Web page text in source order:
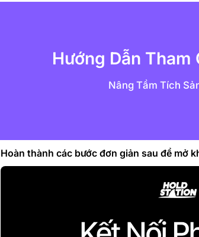
Hướng Dẫn Tham
Nâng Tầm Tích
Hoàn thành các bước đơn giản sau để mở